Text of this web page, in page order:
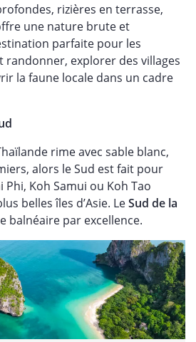
rizières en terrasse,
une nature brute et
parfaite pour les
randonner, explorer des villages
la faune locale dans un cadre
rime avec sable blanc,
alors le Sud est fait pour
Phi, Koh Samui ou Koh Tao
belles îles d’Asie. LeSud de la
balnéaire par excellence.